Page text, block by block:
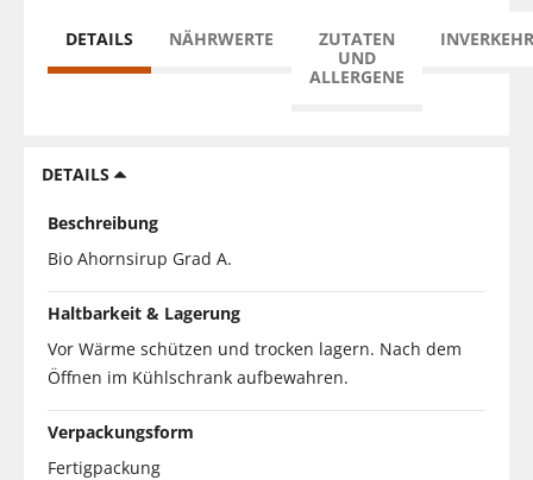
DETAILS NÄHRWERTE
ZUTATEN
UND
ALLERGENE
DETAILS
Beschreibung
Bio Ahornsirup Grad A.
Haltbarkeit & Lagerung
Vor Wärme schützen und trocken lagern. Nach dem
Öffnen im Kühlschrank aufbewahren.
Verpackungsform
Fertigpackung